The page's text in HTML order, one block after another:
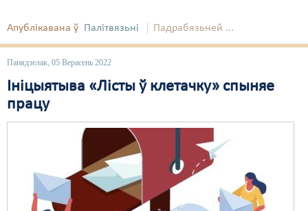
Апублікавана ў Палітвязьні Падрабязьней ...
Панядзелак, 05 Верасень 2022
Ініцыятыва «Лісты ў клетачку» спыняе
працу